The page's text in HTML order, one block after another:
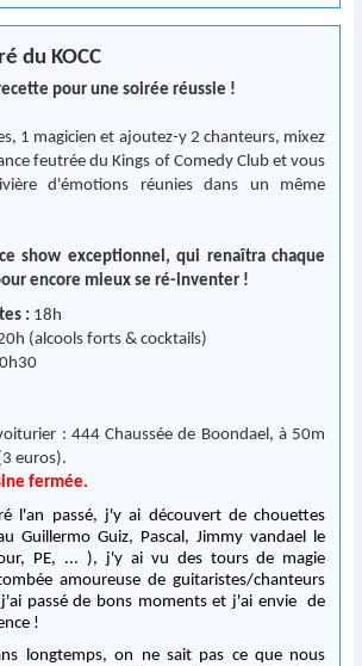
du KOCC
pour une soirée réussie !
1 magicien et ajoutez-y 2 chanteurs, mixez
feutrée du Kings of Comedy Club et vous
d'émotions réunies dans un même
show exceptionnel, qui renaîtra chaque
encore mieux se ré-inventer !
: 18h
(alcools forts & cocktails)
: 444 Chaussée de Boondael, à 50m
euros).
fermée.
l'an passé, j'y ai découvert de chouettes
Guillermo Guiz, Pascal, Jimmy vandael le
PE, ... ), j'y ai vu des tours de magie
amoureuse de guitaristes/chanteurs
passé de bons moments et j'ai envie de
!
longtemps, on ne sait pas ce que nous